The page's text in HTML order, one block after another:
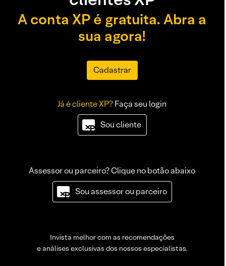
A conta XP é gratuita. Abra a
sua agora!
Cadastrar
Já é cliente XP?Faça seu login
Sou cliente
Assessor ou parceiro? Clique no botão abaixo
Sou assessor ou parceiro
Invista melhor com as recomendações
e análises exclusivas dos nossos especialistas.